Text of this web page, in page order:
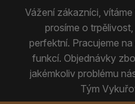
Vážení zákazníci,
prosíme o
perfektní. Pracujeme
funkcí. Objednávky
jakémkoliv problému
Tým